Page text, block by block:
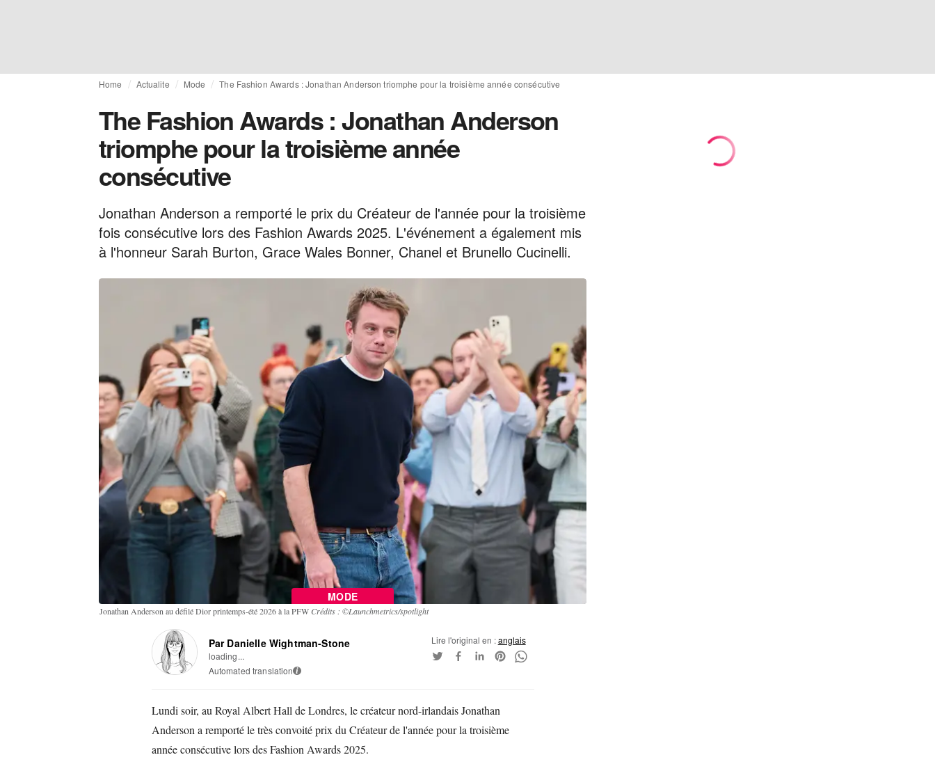
Home Actualite Mode The Fashion Awards : Jonathan Anderson triomphe pour la troisième année consécutive
The Fashion Awards : Jonathan Anderson
triomphe pour la troisième année
consécutive
Jonathan Anderson a remporté le prix du Créateur de l'année pour la troisième
fois consécutive lors des Fashion Awards 2025. L'événement a également mis
à l'honneur Sarah Burton, Grace Wales Bonner, Chanel et Brunello Cucinelli.
MODE
Jonathan Anderson au défilé Dior printemps-été 2026 à la PFW Crédits : ©Launchmetrics/spotlight
Par Danielle Wightman-Stone
loading...
Automated translation i
Lire l'original en :anglais
Lundi soir, au Royal Albert Hall de Londres, le créateur nord-irlandais Jonathan
Anderson a remporté le très convoité prix du Créateur de l'année pour la troisième
année consécutive lors des Fashion Awards 2025.